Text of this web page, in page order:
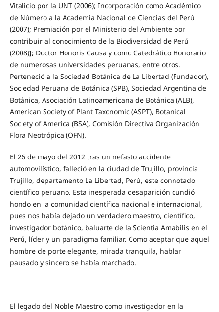
Vitalicio por la UNT (2006); Incorporación como Académico
de Número a la Academia Nacional de Ciencias del Perú
(2007); Premiación por el Ministerio del Ambiente por
contribuir al conocimiento de la Biodiversidad de Perú
(2008)]; Doctor Honoris Causa y como Catedrático Honorario
de numerosas universidades peruanas, entre otros.
Perteneció a la Sociedad Botánica de La Libertad (Fundador),
Sociedad Peruana de Botánica (SPB), Sociedad Argentina de
Botánica, Asociación Latinoamericana de Botánica (ALB),
American Society of Plant Taxonomic (ASPT), Botanical
Society of America (BSA), Comi­sión Directiva Organización
Flora Neotrópica (OFN).
El 26 de mayo del 2012 tras un nefasto accidente
automovilístico, falleció en la ciudad de Trujillo, provincia
Trujillo, departamento La Libertad, Perú, este connotado
científico peruano. Esta inesperada desaparición cundió
hondo en la comunidad científica nacional e internacional,
pues nos había dejado un verdadero maestro, científico,
investigador botánico, baluarte de la Scientia Amabilis en el
Perú, líder y un paradigma familiar. Como aceptar que aquel
hombre de porte elegante, mirada tranquila, hablar
pausado y sincero se había marchado.
El legado del Noble Maestro como investigador en la